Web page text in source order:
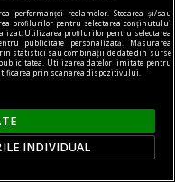
din cauza unui
compania să
sau de anularea
fi obligată să
și chiar
performanței reclamelor. Stocarea și/sau
profilurilor pentru selectarea conținutului
Utilizarea profilurilor pentru selectarea
publicitate personalizată. Măsurarea
statistici sau combinații de date din surse
Utilizarea datelor limitate pentru
prin scanarea dispozitivului.
INDIVIDUAL